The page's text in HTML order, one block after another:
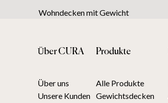
Wohndecken mit Gewicht
Über CURA
Über uns
Unsere Kunden
Produkte
Alle Produkte
Gewichtsdecken